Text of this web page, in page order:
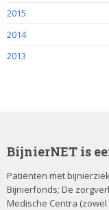
2015
2014
2013
BijnierNET is
Patiënten met
Bijnierfonds; De
Medische Centra